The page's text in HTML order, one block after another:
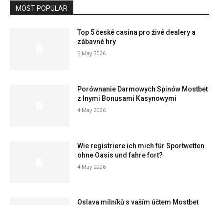
MOST POPULAR
Top 5 české casina pro živé dealery a
zábavné hry
5 May 2026
Porównanie Darmowych Spinów Mostbet
z Inymi Bonusami Kasynowymi
4 May 2026
Wie registriere ich mich für Sportwetten
ohne Oasis und fahre fort?
4 May 2026
Oslava milníků s vaším účtem Mostbet